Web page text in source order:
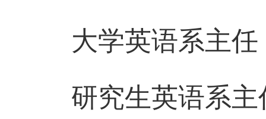
大学英语系主
研究生英语系